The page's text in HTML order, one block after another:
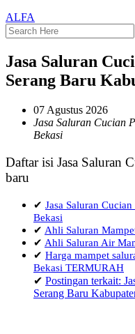
ALFA
Jasa Saluran
Serang Baru
07 Agustus 2026
Jasa Saluran Cucian
Bekasi
Daftar isi Jasa Saluran
baru
✔ Jasa Saluran
Bekasi
✔ Ahli Saluran
✔ Ahli Saluran Air
✔ Harga mampet
Bekasi TERMURAH
✔ Postingan terkait:
Serang Baru